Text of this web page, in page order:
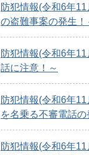
防犯情報(令和6年
の盗難事案の発生！
防犯情報(令和6年
話に注意！～
防犯情報(令和6年
を名乗る不審電話の
防犯情報(令和6年